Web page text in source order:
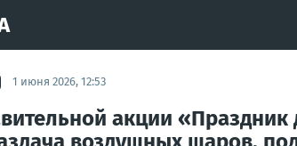
1 июня 2026, 12:53
акции